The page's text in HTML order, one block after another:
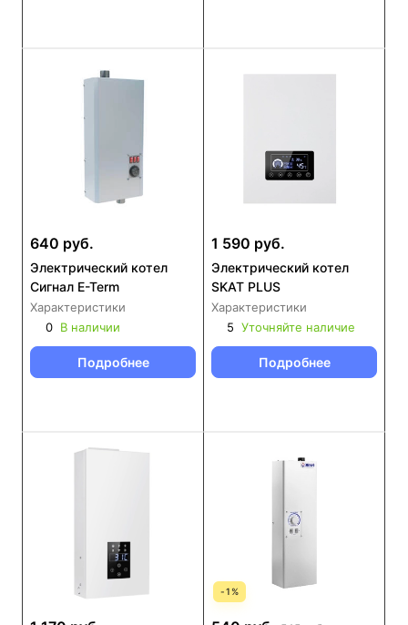
640 руб.
Электрический котел
Сигнал E-Term
Характеристики
0 В наличии
Подробнее
1 590 руб.
Электрический котел
SKAT PLUS
Характеристики
5 Уточняйте наличие
Подробнее
-1%